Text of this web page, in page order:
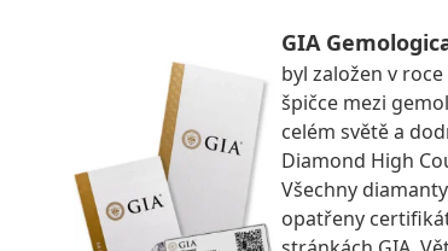
GIA
byl založen v
špičce mezi
celém světě a
Diamond High
Všechny
opatřeny